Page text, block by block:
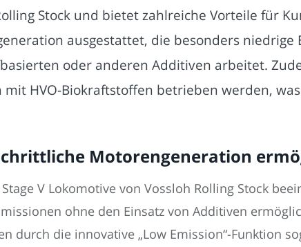
Stock und bietet zahlreiche Vorteile für
ausgestattet, die besonders
oder anderen Additiven arbeitet.
mit HVO-Biokraftstoffen betrieben werden,
Motorengeneration
Stage V Lokomotive von Vossloh Rolling Stock
ohne den Einsatz von Additiven
durch die innovative „Low Emission“-Funktion